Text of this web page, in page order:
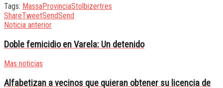
Tags: MassaProvinciaStolbizertres
ShareTweetSendSend
Noticia anterior
Doble femicidio en Varela: Un detenido
Mas noticias
Alfabetizan a vecinos que quieran obtener su licencia de